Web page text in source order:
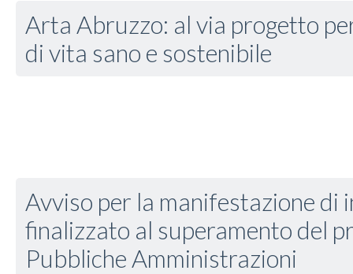
Arta Abruzzo: al via progetto
di vita sano e sostenibile
Avviso per la manifestazione di
finalizzato al superamento del
Pubbliche Amministrazioni